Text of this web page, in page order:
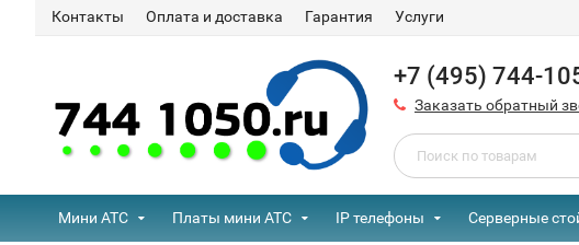
Контакты Оплата и доставка Гарантия Услуги
+7 (495) 744-
Заказать обратный
Мини АТС Платы мини АТС IP телефоны Серверные